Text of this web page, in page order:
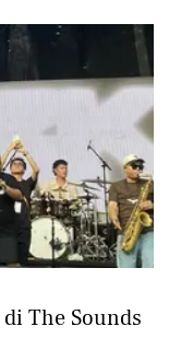
di The Sounds